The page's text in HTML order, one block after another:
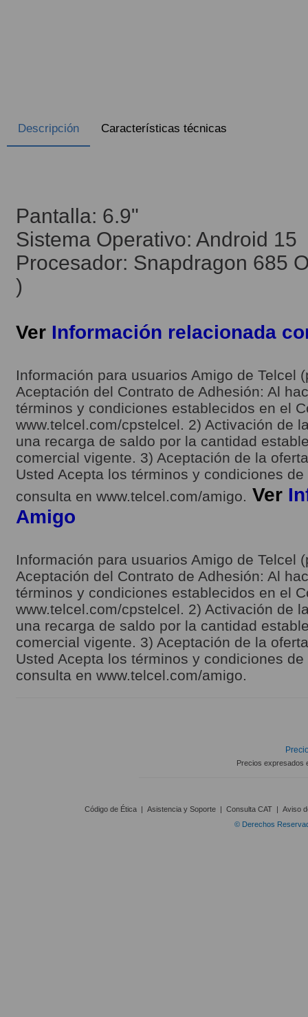
Descripción Características técnicas
Pantalla: 6.9"
Sistema Operativo: Android 15
Procesador: Snapdragon 685
)
Ver Información relacionada
Información para usuarios Amigo de Telcel
Aceptación del Contrato de Adhesión: Al
términos y condiciones establecidos en el
www.telcel.com/cpstelcel. 2) Activación de
una recarga de saldo por la cantidad
comercial vigente. 3) Aceptación de la
Usted Acepta los términos y condiciones
consulta en www.telcel.com/amigo. Ver
Amigo
Información para usuarios Amigo de Telcel
Aceptación del Contrato de Adhesión: Al
términos y condiciones establecidos en el
www.telcel.com/cpstelcel. 2) Activación de
una recarga de saldo por la cantidad
comercial vigente. 3) Aceptación de la
Usted Acepta los términos y condiciones
consulta en www.telcel.com/amigo.
Precios expresados
Código de Ética | Asistencia y Soporte | Consulta CAT | Aviso
© Derechos